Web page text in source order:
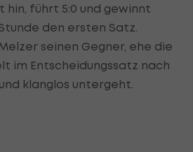
führt 5:0 und gewinnt
den ersten Satz.
seinen Gegner, ehe die
im Entscheidungssatz nach
klanglos untergeht.